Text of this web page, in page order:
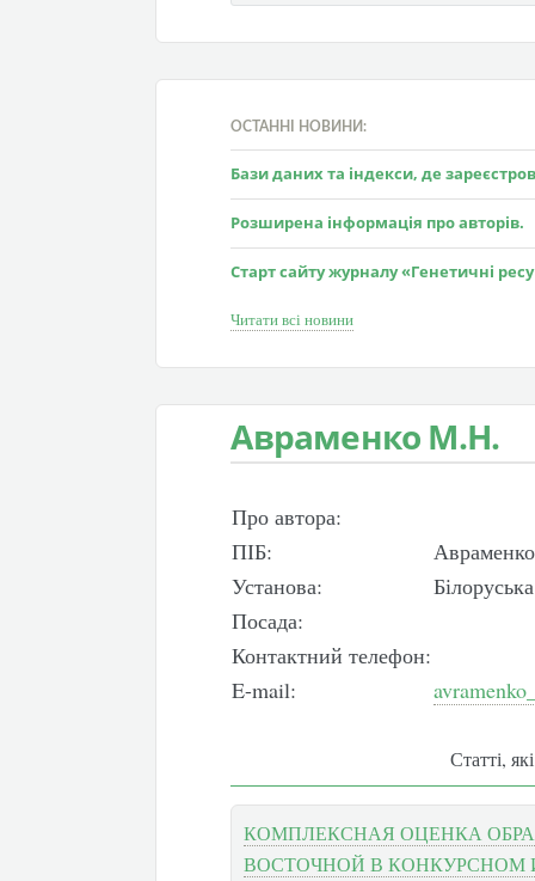
ОСТАННІ НОВИНИ:
Бази даних та індекси, де
Розширена інформація про авторів.
Старт сайту журналу «Генетичні
Читати всі новини
Авраменко М.Н.
Про автора:
ПІБ:
Установа:
Посада:
Контактний телефон:
E-mail:
Статті,
КОМПЛЕКСНАЯ ОЦЕНКА
ВОСТОЧНОЙ В